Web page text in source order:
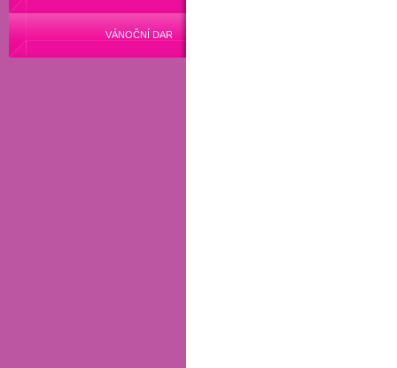
VÁNOČNÍ DAR